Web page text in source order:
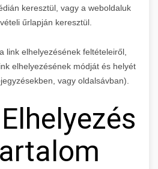
keresztül, vagy a weboldaluk
űrlapján keresztül.
link elhelyezésének feltételeiről,
elhelyezésének módját és helyét
vagy oldalsávban).